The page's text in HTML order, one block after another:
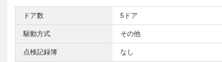
ドア数 5ドア
駆動方式 その他
点検記録簿 なし